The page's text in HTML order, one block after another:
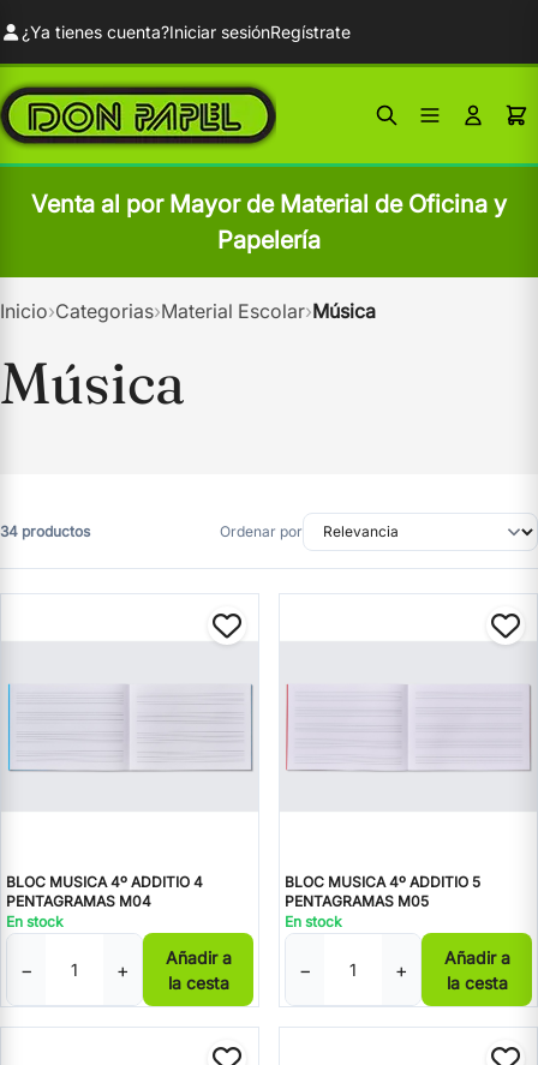
¿Ya tienes cuenta?Iniciar sesiónRegístrate
Venta al por Mayor de Material de Oficina y
Papelería
Inicio›Categorias›Material Escolar›Música
Música
34 productos Ordenar por
BLOC MUSICA 4º ADDITIO 4
PENTAGRAMAS M04
En stock
− +
Añadir a
la cesta
BLOC MUSICA 4º ADDITIO 5
PENTAGRAMAS M05
En stock
− +
Añadir a
la cesta